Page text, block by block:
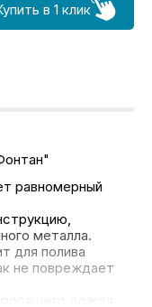
в 1 клик
равномерный
металла.
для полива
не повреждает
дождя,